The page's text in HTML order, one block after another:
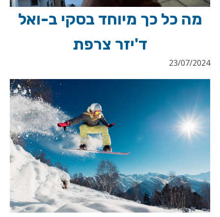
מה כל כך מיוחד בסקי ב-ואל
ד'יזר צרפת
23/07/2024